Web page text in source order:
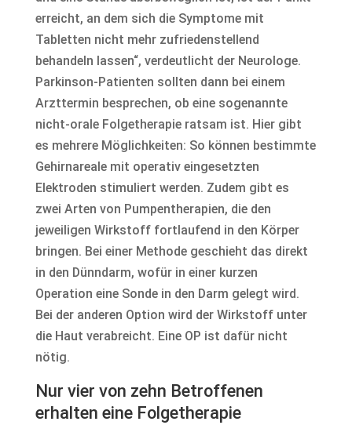
erreicht, an dem sich die Symptome mit
Tabletten nicht mehr zufriedenstellend
behandeln lassen“, verdeutlicht der Neurologe.
Parkinson-Patienten sollten dann bei einem
Arzttermin besprechen, ob eine sogenannte
nicht-orale Folgetherapie ratsam ist. Hier gibt
es mehrere Möglichkeiten: So können bestimmte
Gehirnareale mit operativ eingesetzten
Elektroden stimuliert werden. Zudem gibt es
zwei Arten von Pumpentherapien, die den
jeweiligen Wirkstoff fortlaufend in den Körper
bringen. Bei einer Methode geschieht das direkt
in den Dünndarm, wofür in einer kurzen
Operation eine Sonde in den Darm gelegt wird.
Bei der anderen Option wird der Wirkstoff unter
die Haut verabreicht. Eine OP ist dafür nicht
nötig.
Nur vier von zehn Betroffenen
erhalten eine Folgetherapie